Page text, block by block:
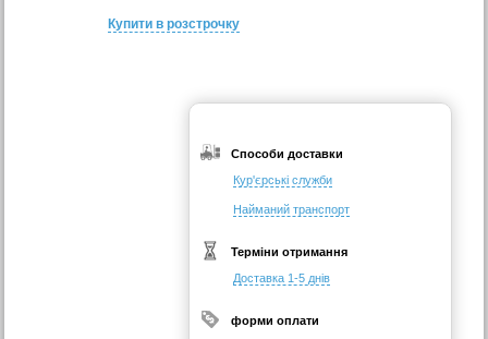
Купити в розстрочку
Способи доставки
Кур'єрські служби
Найманий транспорт
Терміни отримання
Доставка 1-5 днів
форми оплати